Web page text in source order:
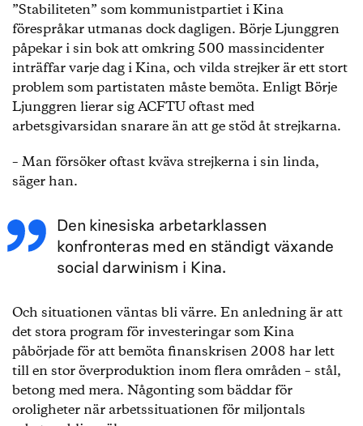
”Stabiliteten” som kommunistpartiet i Kina
förespråkar utmanas dock dagligen. Börje Ljunggren
påpekar i sin bok att omkring 500 massincidenter
inträffar varje dag i Kina, och vilda strejker är ett stort
problem som partistaten måste bemöta. Enligt Börje
Ljunggren lierar sig ACFTU oftast med
arbetsgivarsidan snarare än att ge stöd åt strejkarna.
– Man försöker oftast kväva strejkerna i sin linda,
säger han.
Den kinesiska arbetarklassen
konfronteras med en ständigt växande
social darwinism i Kina.
Och situationen väntas bli värre. En anledning är att
det stora program för investeringar som Kina
påbörjade för att bemöta finanskrisen 2008 har lett
till en stor överproduktion inom flera områden – stål,
betong med mera. Någonting som bäddar för
oroligheter när arbetssituationen för miljontals